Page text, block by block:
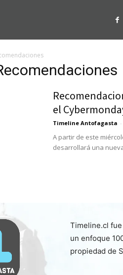
el
Timeline Antofagasta -
A partir de este
desarrollará una
Timeline.cl
un enfoque
propiedad de